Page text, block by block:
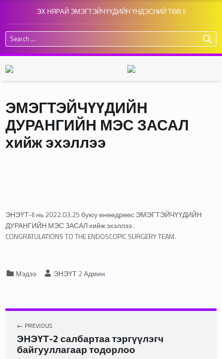
ЭХ НЯРАЙ ЭМЭГТЭЙЧҮҮДИЙН ҮНДЭСНИЙ ТӨВ II
Search for:
ЭМЭГТЭЙЧҮҮДИЙН
ДУРАНГИЙН МЭС ЗАСАЛ
хийж эхэллээ
ЭНЭҮТ-II нь 2022.03.25 буюу өнөөдрөөс ЭМЭГТЭЙЧҮҮДИЙН
ДУРАНГИЙН МЭС ЗАСАЛ хийж эхэллээ .
CONGRATULATIONS TO THE ENDOSCOPIC SURGERY TEAM.
Categorized in:
Мэдээ Written by:
ЭНЭҮТ 2 Админ
PREVIOUS
ЭНЭҮТ-2 салбартаа тэргүүлэгч
байгууллагаар тодорлоо